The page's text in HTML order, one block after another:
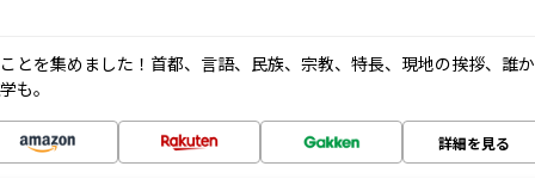
とを集めました！首都、言語、民族、宗教、特長、現地の挨拶、誰か
も。
詳細を見る